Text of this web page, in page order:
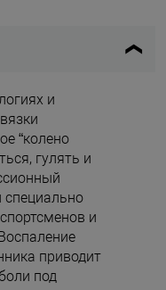
и
“колено
гулять и
специально
и
приводит
под